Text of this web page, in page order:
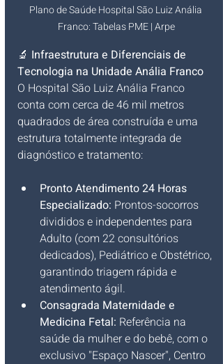
Plano de Saúde Hospital São Luiz Anália
Franco: Tabelas PME | Arpe
🔬 Infraestrutura e Diferenciais de
Tecnologia na Unidade Anália Franco
O Hospital São Luiz Anália Franco
conta com cerca de 46 mil metros
quadrados de área construída e uma
estrutura totalmente integrada de
diagnóstico e tratamento:
Pronto Atendimento 24 Horas
Especializado: Prontos-socorros
divididos e independentes para
Adulto (com 22 consultórios
dedicados), Pediátrico e Obstétrico,
garantindo triagem rápida e
atendimento ágil.
Consagrada Maternidade e
Medicina Fetal: Referência na
saúde da mulher e do bebê, com o
exclusivo "Espaço Nascer", Centro